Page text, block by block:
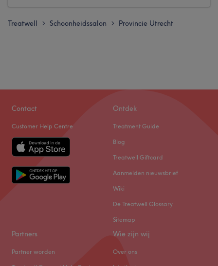
Treatwell > Schoonheidssalon > Provincie Utrecht
Contact
Customer Help Centre
Ontdek
Treatment Guide
Blog
Treatwell Giftcard
Aanmelden nieuwsbrief
Wiki
De Treatwell Glossary
Sitemap
Partners
Partner worden
Wie zijn wij
Over ons